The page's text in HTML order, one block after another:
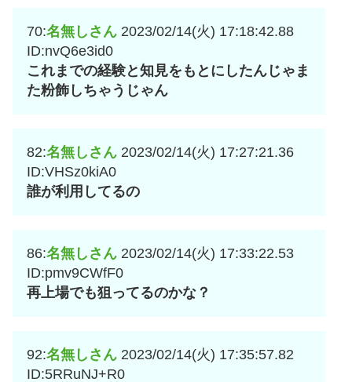
70:名無しさん 2023/02/14(火) 17:18:42.88
ID:nvQ6e3id0
これまでの経験と知見をもとにしたんじゃま
た粉飾しちゃうじゃん
82:名無しさん 2023/02/14(火) 17:27:21.36
ID:VHSz0kiA0
誰が利用してるの
86:名無しさん 2023/02/14(火) 17:33:22.53
ID:pmv9CWfF0
再上場でも狙ってるのかな？
92:名無しさん 2023/02/14(火) 17:35:57.82
ID:5RRuNJ+R0